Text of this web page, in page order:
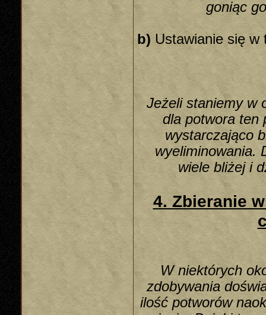
goniąc
b) Ustawianie się w
Jeżeli staniemy w
dla potwora ten
wystarczająco
wyeliminowania.
wiele bliżej i
4. Zbieranie
W niektórych
zdobywania
ilość potworów